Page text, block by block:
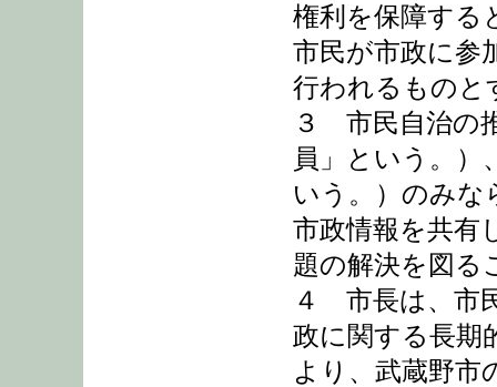
権利を保障する
市民が市政に参
行われるものと
３ 市民自治の
員」という。）
いう。）のみな
市政情報を共有
題の解決を図る
４ 市長は、市
政に関する長期
より、武蔵野市